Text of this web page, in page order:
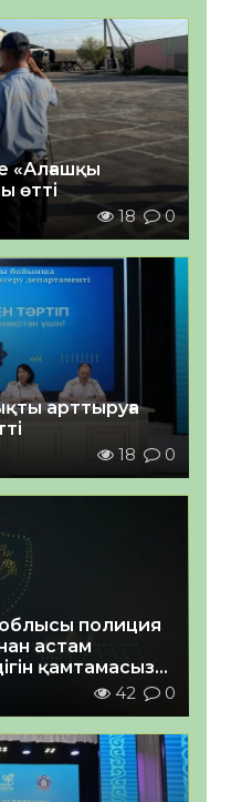
«Алғашқы
өтті
18 0
арттыруға
18 0
полиция
астам
қамтамасыз
42 0